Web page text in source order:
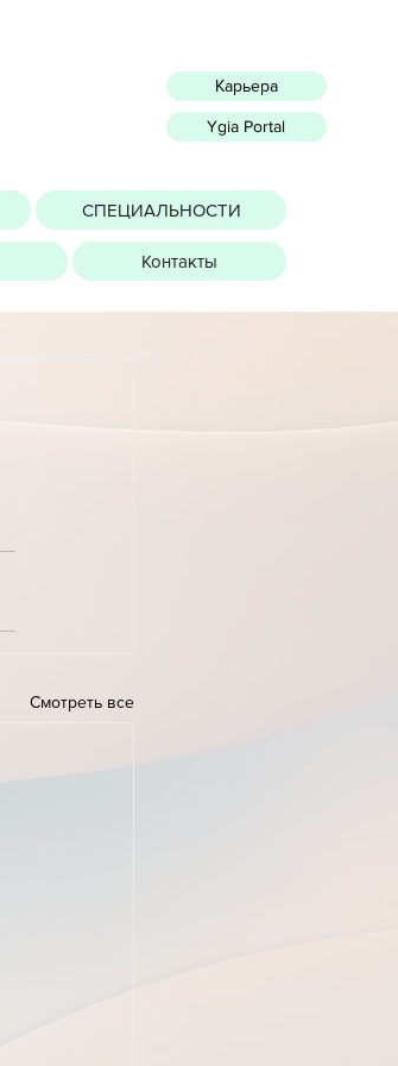
Карьера
Ygia Portal
СПЕЦИАЛЬНОСТИ
Контакты
Смотреть все